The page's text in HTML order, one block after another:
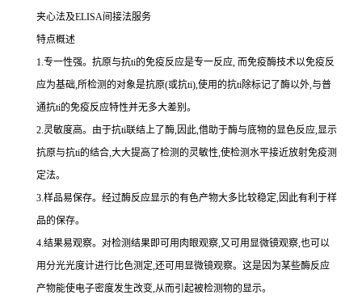
夹心法及ELISA间接法服务
特点概述
1.专一性强。抗原与抗ti的免疫反应是专一反应, 而免疫酶技术以免疫反
应为基础,所检测的对象是抗原(或抗ti),使用的抗ti除标记了酶以外,与普
通抗ti的免疫反应特性并无多大差别。
2.灵敏度高。由于抗ti联结上了酶,因此,借助于酶与底物的显色反应,显示
抗原与抗ti的结合,大大提高了检测的灵敏性,使检测水平接近放射免疫测
定法。
3.样品易保存。经过酶反应显示的有色产物大多比较稳定,因此有利于样
品的保存。
4.结果易观察。对检测结果即可用肉眼观察,又可用显微镜观察,也可以
用分光光度计进行比色测定,还可用显微镜观察。这是因为某些酶反应
产物能使电子密度发生改变,从而引起被检测物的显示。